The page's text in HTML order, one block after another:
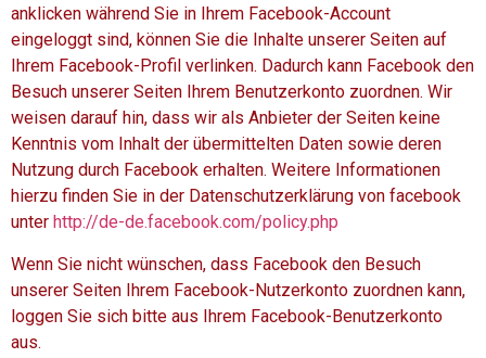
anklicken während Sie in Ihrem Facebook-Account
eingeloggt sind, können Sie die Inhalte unserer Seiten auf
Ihrem Facebook-Profil verlinken. Dadurch kann Facebook den
Besuch unserer Seiten Ihrem Benutzerkonto zuordnen. Wir
weisen darauf hin, dass wir als Anbieter der Seiten keine
Kenntnis vom Inhalt der übermittelten Daten sowie deren
Nutzung durch Facebook erhalten. Weitere Informationen
hierzu finden Sie in der Datenschutzerklärung von facebook
unter http://de-de.facebook.com/policy.php
Wenn Sie nicht wünschen, dass Facebook den Besuch
unserer Seiten Ihrem Facebook-Nutzerkonto zuordnen kann,
loggen Sie sich bitte aus Ihrem Facebook-Benutzerkonto
aus.